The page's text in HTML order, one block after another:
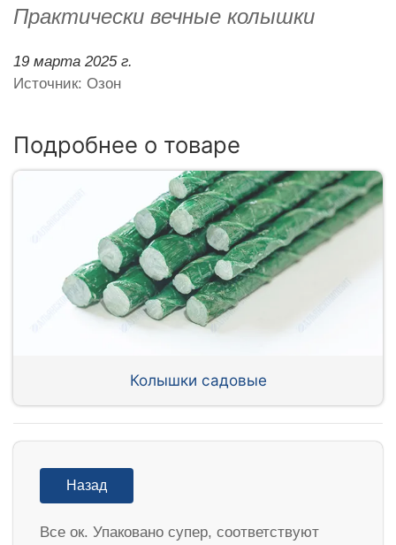
Практически вечные колышки
19 марта 2025 г.
Источник: Озон
Подробнее о товаре
Колышки садовые
Назад
Все ок. Упаковано супер, соответствуют